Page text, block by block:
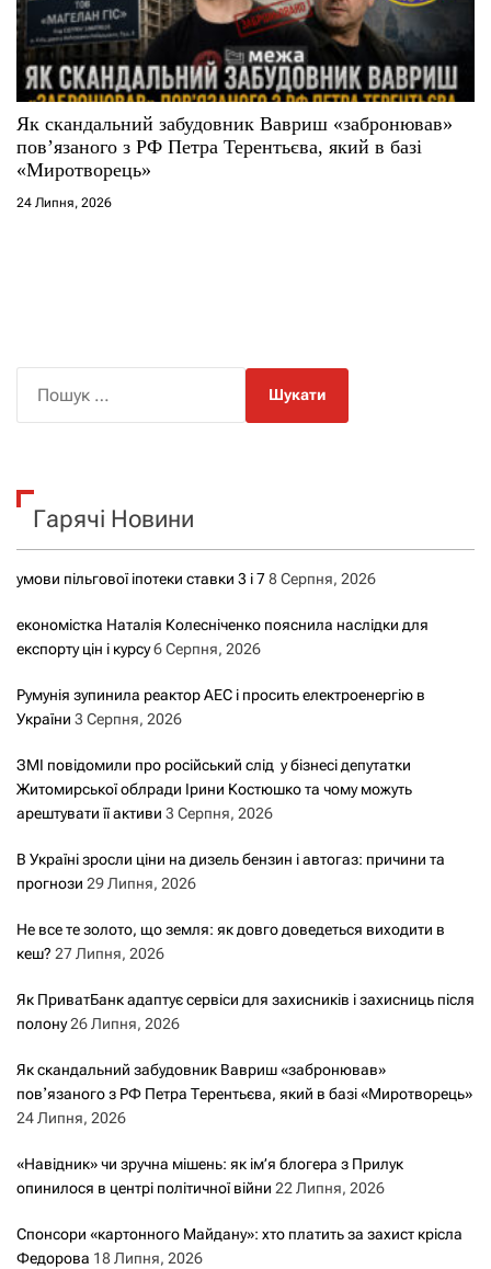
Як скандальний забудовник Вавриш «забронював»
повʼязаного з РФ Петра Терентьєва, який в базі
«Миротворець»
24 Липня, 2026
к
Гарячі Новини
умови пільгової іпотеки ставки 3 і 78 Серпня, 2026
економістка Наталія Колесніченко пояснила наслідки для
експорту цін і курсу6 Серпня, 2026
Румунія зупинила реактор АЕС і просить електроенергію в
України 3 Серпня, 2026
ЗМІ повідомили про російський слід у бізнесі депутатки
Житомирської облради Ірини Костюшко та чому можуть
арештувати її активи 3 Серпня, 2026
В Україні зросли ціни на дизель бензин і автогаз: причини та
прогнози 29 Липня, 2026
Не все те золото, що земля: як довго доведеться виходити в
кеш? 27 Липня, 2026
Як ПриватБанк адаптує сервіси для захисників і захисниць після
полону26 Липня, 2026
Як скандальний забудовник Вавриш «забронював»
повʼязаного з РФ Петра Терентьєва, який в базі «Миротворець»
24 Липня, 2026
«Навідник» чи зручна мішень: як ім’я блогера з Прилук
опинилося в центрі політичної війни 22 Липня, 2026
Спонсори «картонного Майдану»: хто платить за захист крісла
Федорова 18 Липня, 2026